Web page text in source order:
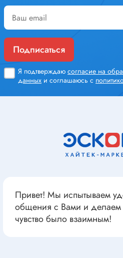
Подписаться
Я подтверждаю согласие на
данных и соглашаюсь с
Привет! Мы испытываем
общения с Вами и делаем
чувство было взаимным!